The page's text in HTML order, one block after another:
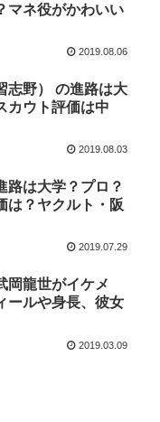
マネ役がかわいい
2019.08.06
志野） の進路は大
カウト評価は中
2019.08.03
路は大学？プロ？
は？ヤクルト・阪
2019.07.29
岡龍世がイケメ
ールや身長、彼女
2019.03.09